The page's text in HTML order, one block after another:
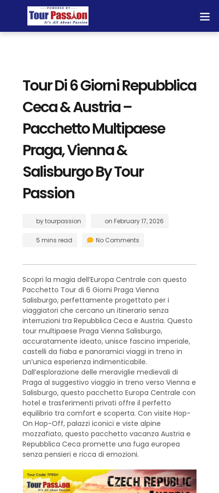
Tour Di 6 Giorni Repubblica
Ceca & Austria –
Pacchetto Multipaese
Praga, Vienna &
Salisburgo By Tour
Passion
bytourpassion on February 17, 2026
5 mins read No Comments
Scopri la magia dell’Europa Centrale con questo
Pacchetto Tour di 6 Giorni Praga Vienna
Salisburgo, perfettamente progettato per i
viaggiatori che cercano un itinerario senza
interruzioni tra Repubblica Ceca e Austria. Questo
tour multipaese Praga Vienna Salisburgo,
accuratamente ideato, unisce fascino imperiale,
castelli da fiaba e panoramici viaggi in treno in
un’unica esperienza indimenticabile.
Dall’esplorazione delle meraviglie medievali di
Praga al suggestivo viaggio in treno verso Vienna e
Salisburgo, questo pacchetto Europa Centrale con
hotel e trasferimenti privati offre il perfetto
equilibrio tra comfort e scoperta. Con visite Hop-
On Hop-Off, palazzi iconici e viste alpine
mozzafiato, questo pacchetto vacanza Austria e
Repubblica Ceca promette una fuga europea
senza pensieri e ricca di emozioni.